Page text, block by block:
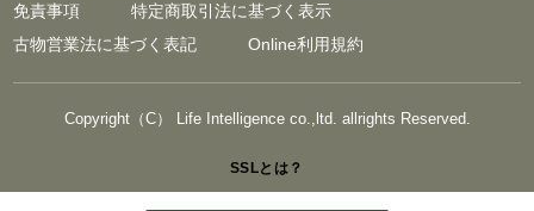
免責事項
特定商取引法に基づく表示
古物営業法に基づく表記
Online利用規約
Copyright（C） Life Intelligence co.,ltd. allrights Reserved.
SSLとは？